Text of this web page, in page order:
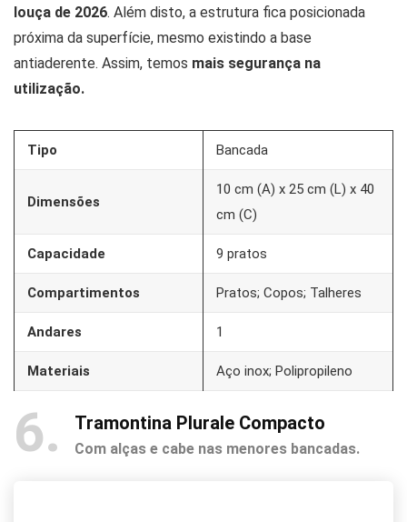
louça de 2026. Além disto, a estrutura fica posicionada
próxima da superfície, mesmo existindo a base
antiaderente. Assim, temos mais segurança na
utilização.
Tipo Bancada
Dimensões
10 cm (A) x 25 cm (L) x 40
cm (C)
Capacidade 9 pratos
Compartimentos Pratos; Copos; Talheres
Andares 1
Materiais Aço inox; Polipropileno
6 Tramontina Plurale Compacto
Com alças e cabe nas menores bancadas.